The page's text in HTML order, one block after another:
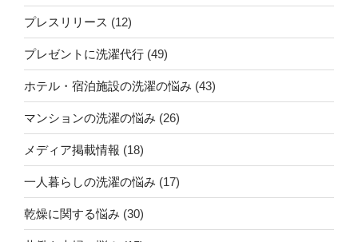
プレスリリース (12)
プレゼントに洗濯代行 (49)
ホテル・宿泊施設の洗濯の悩み (43)
マンションの洗濯の悩み (26)
メディア掲載情報 (18)
一人暮らしの洗濯の悩み (17)
乾燥に関する悩み (30)